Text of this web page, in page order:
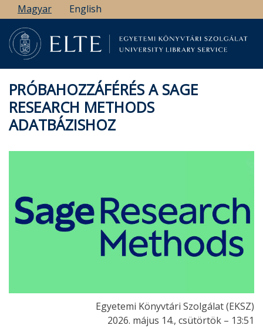
Ugrás
a
tartalomra
Magyar English
PRÓBAHOZZÁFÉRÉS A SAGE
RESEARCH METHODS
ADATBÁZISHOZ
Egyetemi Könyvtári Szolgálat (EKSZ)
2026. május 14., csütörtök – 13:51